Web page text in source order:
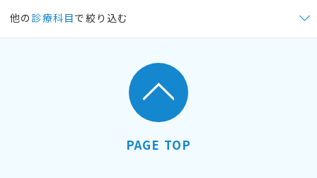
他の 診療科目で絞り込む
PAGE TOP